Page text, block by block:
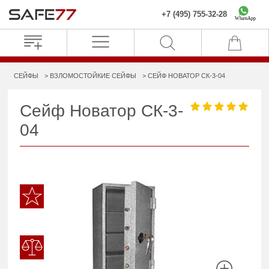
+7 (495) 755-32-28 WhatsApp
СЕЙФЫ ВЗЛОМОСТОЙКИЕ СЕЙФЫ СЕЙФ НОВАТОР СК-3-04
Сейф Новатор СК-3-
04